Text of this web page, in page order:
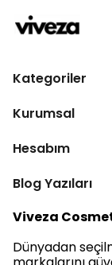
Kategoriler
Kurumsal
Hesabım
Blog Yazıları
Viveza
Dünyadan